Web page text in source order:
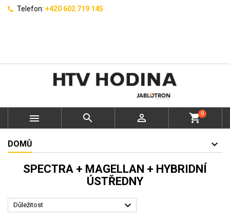
Telefon: +420 602 719 145
   shopping_cart0
DOMŮ
SPECTRA + MAGELLAN + HYBRIDNÍ
ÚSTŘEDNY
Důležitost 